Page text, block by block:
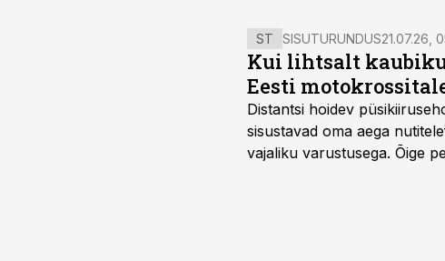
ST SISUTURUNDUS21.07.26,
Kui lihtsalt
Eesti
Distantsi hoidev
sisustavad oma aega
vajaliku varustusega. Õige